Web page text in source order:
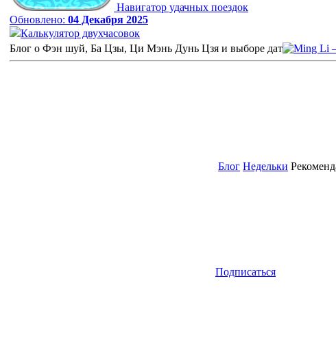
Навигатор удачных поездок
Обновлено: 04 Декабря 2025
Калькулятор двухчасовок
Блог о Фэн шуй, Ба Цзы, Ци Мэнь Дунь Цзя и выборе дат
Блог Недельки
Подписаться